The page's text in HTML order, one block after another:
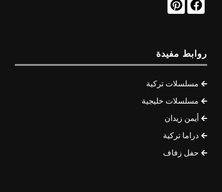
روابط مفيدة
مسلسلات تركية
مسلسلات خليجية
أيمن زيدان
دراما تركية
حفل زفاف